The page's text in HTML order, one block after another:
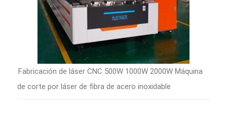
Fabricación de láser CNC 500W 1000W 2000W Máquina
de corte por láser de fibra de acero inoxidable